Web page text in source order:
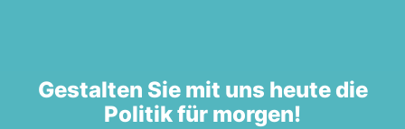
Gestalten Sie mit uns heute die
Politik für morgen!